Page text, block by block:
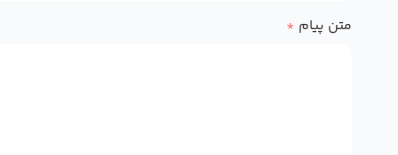
متن پیام *